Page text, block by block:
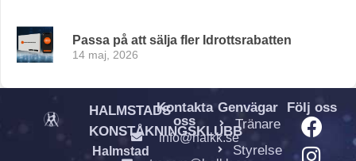
Passa på att sälja fler Idrottsrabatten
14 maj, 2026
HALMSTADS
KONSTÅKNINGSKLUBB
Halmstad
Kontakta
oss
info@halkk.se
Genvägar
Tränare
Styrelse
Följ oss